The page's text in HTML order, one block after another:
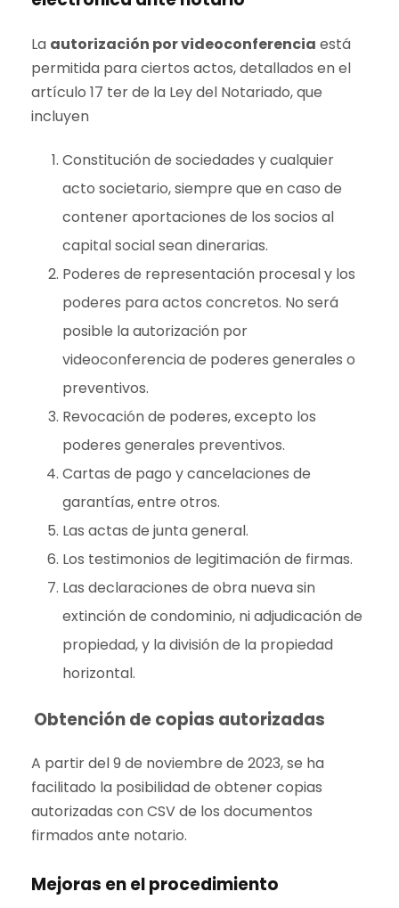
La autorización por videoconferencia está
permitida para ciertos actos, detallados en el
artículo 17 ter de la Ley del Notariado, que
incluyen
Constitución de sociedades y cualquier
acto societario, siempre que en caso de
contener aportaciones de los socios al
capital social sean dinerarias.
Poderes de representación procesal y los
poderes para actos concretos. No será
posible la autorización por
videoconferencia de poderes generales o
preventivos.
Revocación de poderes, excepto los
poderes generales preventivos.
Cartas de pago y cancelaciones de
garantías, entre otros.
Las actas de junta general.
Los testimonios de legitimación de firmas.
Las declaraciones de obra nueva sin
extinción de condominio, ni adjudicación de
propiedad, y la división de la propiedad
horizontal.
Obtención de copias autorizadas
A partir del 9 de noviembre de 2023, se ha
facilitado la posibilidad de obtener copias
autorizadas con CSV de los documentos
firmados ante notario.
Mejoras en el procedimiento